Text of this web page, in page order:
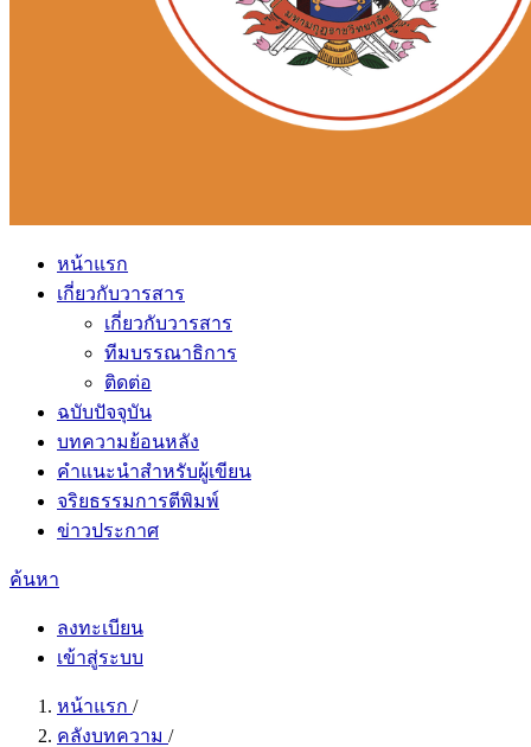
หน้าแรก
เกี่ยวกับวารสาร
เกี่ยวกับวารสาร
ทีมบรรณาธิการ
ติดต่อ
ฉบับปัจจุบัน
บทความย้อนหลัง
คำแนะนำสำหรับผู้เขียน
จริยธรรมการตีพิมพ์
ข่าวประกาศ
ค้นหา
ลงทะเบียน
เข้าสู่ระบบ
หน้าแรก /
คลังบทความ /